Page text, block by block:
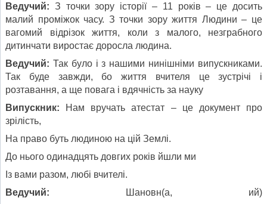
Ведучий: З точки зору історії – 11 років – це досить
малий проміжок часу. З точки зору життя Людини – це
вагомий відрізок життя, коли з малого, незграбного
дитинчати виростає доросла людина.
Ведучий: Так було і з нашими нинішніми випускниками.
Так буде завжди, бо життя вчителя це зустрічі і
розтавання, а ще повага і вдячність за науку
Випускник: Нам вручать атестат – це документ про
зрілість,
На право буть людиною на цій Землі.
До нього одинадцять довгих років йшли ми
Із вами разом, любі вчителі.
Ведучий: Шановн(а, ий)